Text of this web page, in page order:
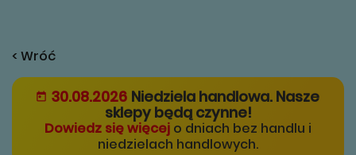
< Wróć
30.08.2026 Niedziela handlowa. Nasze
sklepy będą czynne!
Dowiedz się więcej o dniach bez handlu i
niedzielach handlowych.